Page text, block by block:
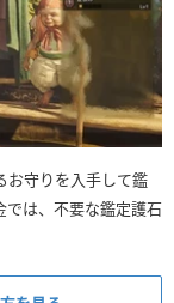
お守りを入手して鑑
では、不要な鑑定護石